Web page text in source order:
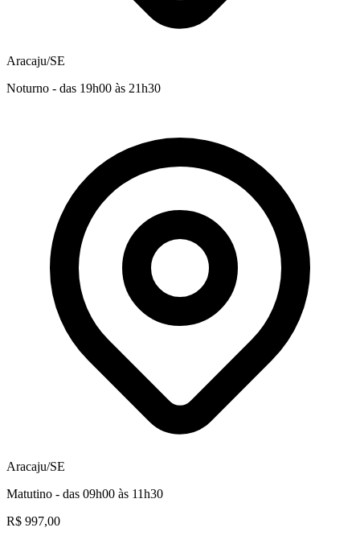
Aracaju/SE
Noturno - das 19h00 às 21h30
Aracaju/SE
Matutino - das 09h00 às 11h30
R$ 997,00